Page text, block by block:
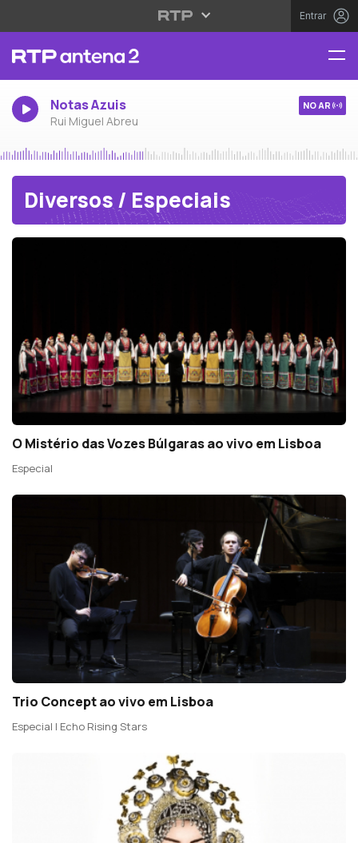
Entrar
Notas Azuis
Rui Miguel Abreu
NO AR
Diversos / Especiais
O Mistério das Vozes Búlgaras ao vivo em Lisboa
Especial
Trio Concept ao vivo em Lisboa
Especial | Echo Rising Stars